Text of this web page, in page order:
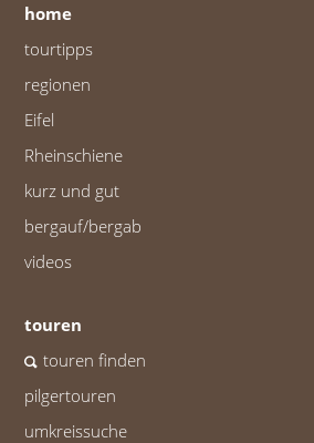
home
tourtipps
regionen
Eifel
Rheinschiene
kurz und gut
bergauf/bergab
videos
touren
touren finden
pilgertouren
umkreissuche